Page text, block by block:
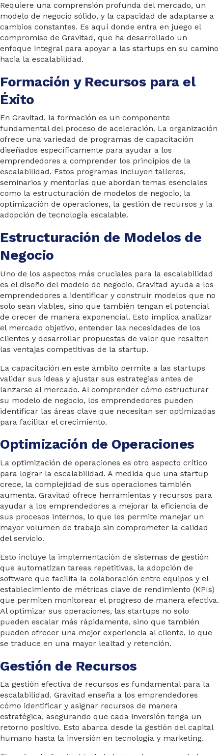
Requiere una comprensión profunda del mercado, un
modelo de negocio sólido, y la capacidad de adaptarse a
cambios constantes. Es aquí donde entra en juego el
compromiso de Gravitad, que ha desarrollado un
enfoque integral para apoyar a las startups en su camino
hacia la escalabilidad.
Formación y Recursos para el
Éxito
En Gravitad, la formación es un componente
fundamental del proceso de aceleración. La organización
ofrece una variedad de programas de capacitación
diseñados específicamente para ayudar a los
emprendedores a comprender los principios de la
escalabilidad. Estos programas incluyen talleres,
seminarios y mentorías que abordan temas esenciales
como la estructuración de modelos de negocio, la
optimización de operaciones, la gestión de recursos y la
adopción de tecnología escalable.
Estructuración de Modelos de
Negocio
Uno de los aspectos más cruciales para la escalabilidad
es el diseño del modelo de negocio. Gravitad ayuda a los
emprendedores a identificar y construir modelos que no
solo sean viables, sino que también tengan el potencial
de crecer de manera exponencial. Esto implica analizar
el mercado objetivo, entender las necesidades de los
clientes y desarrollar propuestas de valor que resalten
las ventajas competitivas de la startup.
La capacitación en este ámbito permite a las startups
validar sus ideas y ajustar sus estrategias antes de
lanzarse al mercado. Al comprender cómo estructurar
su modelo de negocio, los emprendedores pueden
identificar las áreas clave que necesitan ser optimizadas
para facilitar el crecimiento.
Optimización de Operaciones
La optimización de operaciones es otro aspecto crítico
para lograr la escalabilidad. A medida que una startup
crece, la complejidad de sus operaciones también
aumenta. Gravitad ofrece herramientas y recursos para
ayudar a los emprendedores a mejorar la eficiencia de
sus procesos internos, lo que les permite manejar un
mayor volumen de trabajo sin comprometer la calidad
del servicio.
Esto incluye la implementación de sistemas de gestión
que automatizan tareas repetitivas, la adopción de
software que facilita la colaboración entre equipos y el
establecimiento de métricas clave de rendimiento (KPIs)
que permiten monitorear el progreso de manera efectiva.
Al optimizar sus operaciones, las startups no solo
pueden escalar más rápidamente, sino que también
pueden ofrecer una mejor experiencia al cliente, lo que
se traduce en una mayor lealtad y retención.
Gestión de Recursos
La gestión efectiva de recursos es fundamental para la
escalabilidad. Gravitad enseña a los emprendedores
cómo identificar y asignar recursos de manera
estratégica, asegurando que cada inversión tenga un
retorno positivo. Esto abarca desde la gestión del capital
humano hasta la inversión en tecnología y marketing.